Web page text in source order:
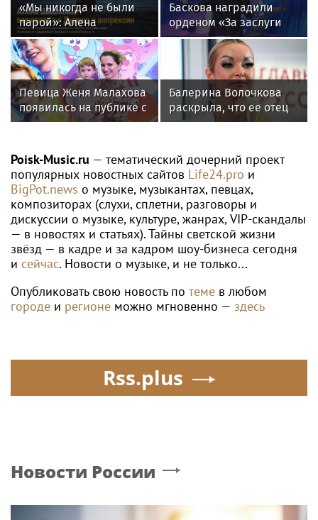
«Мы никогда не были
парой»: Алена
Шишкова — о Павле
Дурове, борьбе с
анорексией и помощи
Тимати
Баскова наградили
орденом «За заслуги
перед отечеством»
IV степени
Певица Женя Малахова
появилась на публике с
дочерью
Балерина Волочкова
раскрыла, что ее отец
не может
Poisk-Music.ru — тематический дочерний проект
популярных новостных сайтов Life24.pro и
BigPot.news о музыке, музыкантах, певцах,
композиторах (слухи, сплетни, разговоры и
дискуссии о музыке, культуре, жанрах, VIP-скандалы
— в новостях и статьях). Тайны светской жизни
звёзд — в кадре и за кадром шоу-бизнеса сегодня
и сейчас. Новости о музыке, и не только...
Опубликовать свою новость по теме в любом
городе и регионе можно мгновенно — здесь
Rss.plus
Новости России